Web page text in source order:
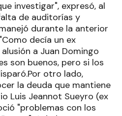
investigar", expresó, al
de auditorías y
durante la anterior
decía un ex
a Juan Domingo
son buenos, pero si los
otro lado,
la deuda que mantiene
Luis Jeannot Sueyro (ex
"problemas con los